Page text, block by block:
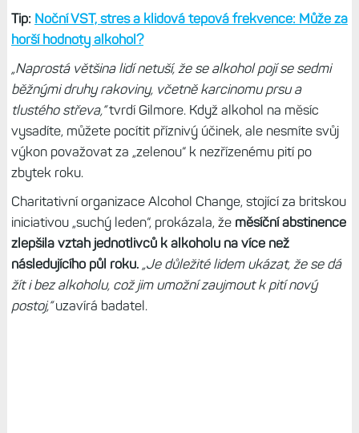
Tip: Noční VST, stres a klidová tepová frekvence: Může za
horší hodnoty alkohol?
„Naprostá většina lidí netuší, že se alkohol pojí se sedmi
běžnými druhy rakoviny, včetně karcinomu prsu a
tlustého střeva,“tvrdí Gilmore. Když alkohol na měsíc
vysadíte, můžete pocítit příznivý účinek, ale nesmíte svůj
výkon považovat za „zelenou“ k nezřízenému pití po
zbytek roku.
Charitativní organizace Alcohol Change, stojící za britskou
iniciativou „suchý leden“, prokázala, že měsíční abstinence
zlepšila vztah jednotlivců k alkoholu na více než
následujícího půl roku. „Je důležité lidem ukázat, že se dá
žít i bez alkoholu, což jim umožní zaujmout k pití nový
postoj,“uzavírá badatel.